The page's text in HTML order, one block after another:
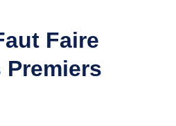
Faire
Premiers